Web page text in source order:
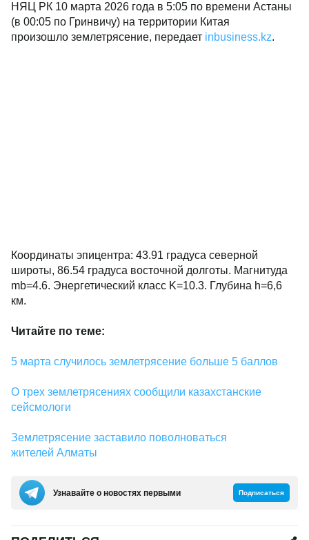
НЯЦ РК 10 марта 2026 года в 5:05 по времени Астаны
(в 00:05 по Гринвичу) на территории Китая
произошло землетрясение, передает inbusiness.kz.
Координаты эпицентра: 43.91 градуса северной
широты, 86.54 градуса восточной долготы. Магнитуда
mb=4.6. Энергетический класс K=10.3. Глубина h=6,6
км.
Читайте по теме:
5 марта случилось землетрясение больше 5 баллов
О трех землетрясениях сообщили казахстанские
сейсмологи
Землетрясение заставило поволноваться
жителей Алматы
Узнавайте о новостях первыми Подписаться